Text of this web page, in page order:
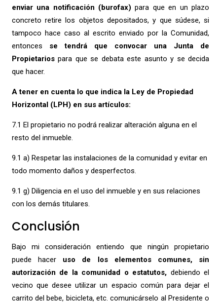
enviar una notificación (burofax) para que en un plazo
concreto retire los objetos depositados, y que súdese, si
tampoco hace caso al escrito enviado por la Comunidad,
entonces se tendrá que
convocar una Junta de
Propietariospara que se debata este asunto y se decida
que hacer.
A tener en cuenta lo que indica la Ley de Propiedad
Horizontal (LPH) en sus artículos:
7.1 El propietario no podrá realizar alteración alguna en el
resto del inmueble.
9.1 a) Respetar las instalaciones de la comunidad y evitar en
todo momento daños y desperfectos.
9.1 g) Diligencia en el uso del inmueble y en sus relaciones
con los demás titulares.
Conclusión
Bajo mi consideración entiendo que ningún propietario
puede hacer uso de los elementos comunes, sin
autorización de la comunidad o estatutos, debiendo el
vecino que desee utilizar un espacio común para dejar el
carrito del bebe, bicicleta, etc. comunicárselo al Presidente o